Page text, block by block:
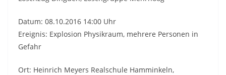
Datum: 08.10.2016 14:00 Uhr
Ereignis: Explosion Physikraum, mehrere Personen in
Gefahr
Ort: Heinrich Meyers Realschule Hamminkeln,